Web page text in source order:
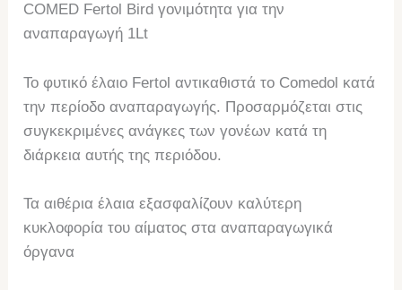
COMED Fertol Bird γονιμότητα για την
αναπαραγωγή 1Lt
Το φυτικό έλαιο Fertol αντικαθιστά το Comedol κατά
την περίοδο αναπαραγωγής. Προσαρμόζεται στις
συγκεκριμένες ανάγκες των γονέων κατά τη
διάρκεια αυτής της περιόδου.
Τα αιθέρια έλαια εξασφαλίζουν καλύτερη
κυκλοφορία του αίματος στα αναπαραγωγικά
όργανα